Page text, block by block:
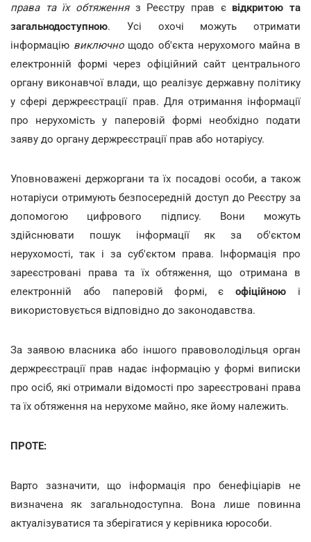
права та їх обтяженняз Реєстру прав є відкритою та
загальнодоступною. Усі охочі можуть отримати
інформацію виключнощодо об'єкта нерухомого майна в
електронній формі через офіційний сайт центрального
органу виконавчої влади, що реалізує державну політику
у сфері держреєстрації прав. Для отримання інформації
про нерухомість у паперовій формі необхідно подати
заяву до органу держреєстрації прав або нотаріусу.
Уповноважені держоргани та їх посадові особи, а також
нотаріуси отримують безпосередній доступ до Реєстру за
допомогою цифрового підпису. Вони можуть
здійснювати пошук інформації як за об'єктом
нерухомості, так і за суб'єктом права. Інформація про
зареєстровані права та їх обтяження, що отримана в
електронній або паперовій формі, єофіційною і
використовується відповідно до законодавства.
За заявою власника або іншого правоволодільця орган
держреєстрації прав надає інформацію у формі виписки
про осіб, які отримали відомості про зареєстровані права
та їх обтяження на нерухоме майно, яке йому належить.
ПРОТЕ:
Варто зазначити, що інформація про бенефіціарів не
визначена як загальнодоступна. Вона лише повинна
актуалізуватися та зберігатися у керівника юрособи.